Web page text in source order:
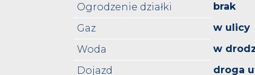
Ogrodzenie działki
brak
Gaz
w ulicy
Woda
w
Dojazd
droga